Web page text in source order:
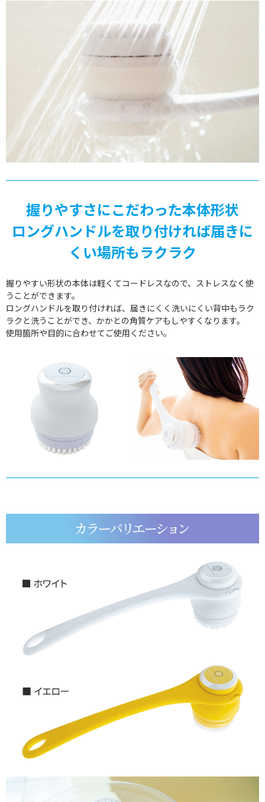
握りやすさにこだわった本体形状
ロングハンドルを取り付ければ届きに
くい場所もラクラク
握りやすい形状の本体は軽くてコードレスなので、ストレスなく使
うことができます。
ロングハンドルを取り付ければ、届きにくく洗いにくい背中もラク
ラクと洗うことができ、かかとの角質ケアもしやすくなります。
使用箇所や目的に合わせてご使用ください。